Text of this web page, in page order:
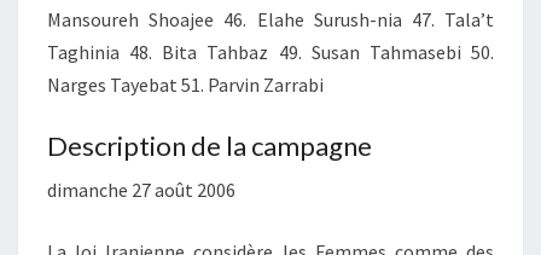
Mansoureh Shoajee 46. Elahe Surush-nia 47. Tala’t
Taghinia 48. Bita Tahbaz 49. Susan Tahmasebi 50.
Narges Tayebat 51. Parvin Zarrabi
Description de la campagne
dimanche 27 août 2006